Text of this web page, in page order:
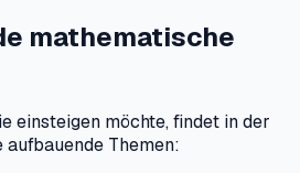
mathematische
einsteigen möchte, findet in der
Themen: